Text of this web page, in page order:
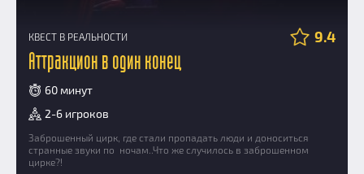
КВЕСТ В РЕАЛЬНОСТИ 9.4
Аттракцион в один конец
60 минут
2-6 игроков
Заброшенный цирк, где стали пропадать люди и доноситься
странные звуки по ночам..Что же случилось в заброшенном
цирке?!